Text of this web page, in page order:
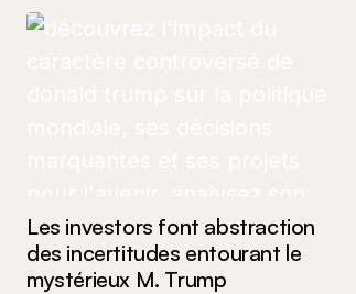
Les investors font abstraction
des incertitudes entourant le
mystérieux M. Trump